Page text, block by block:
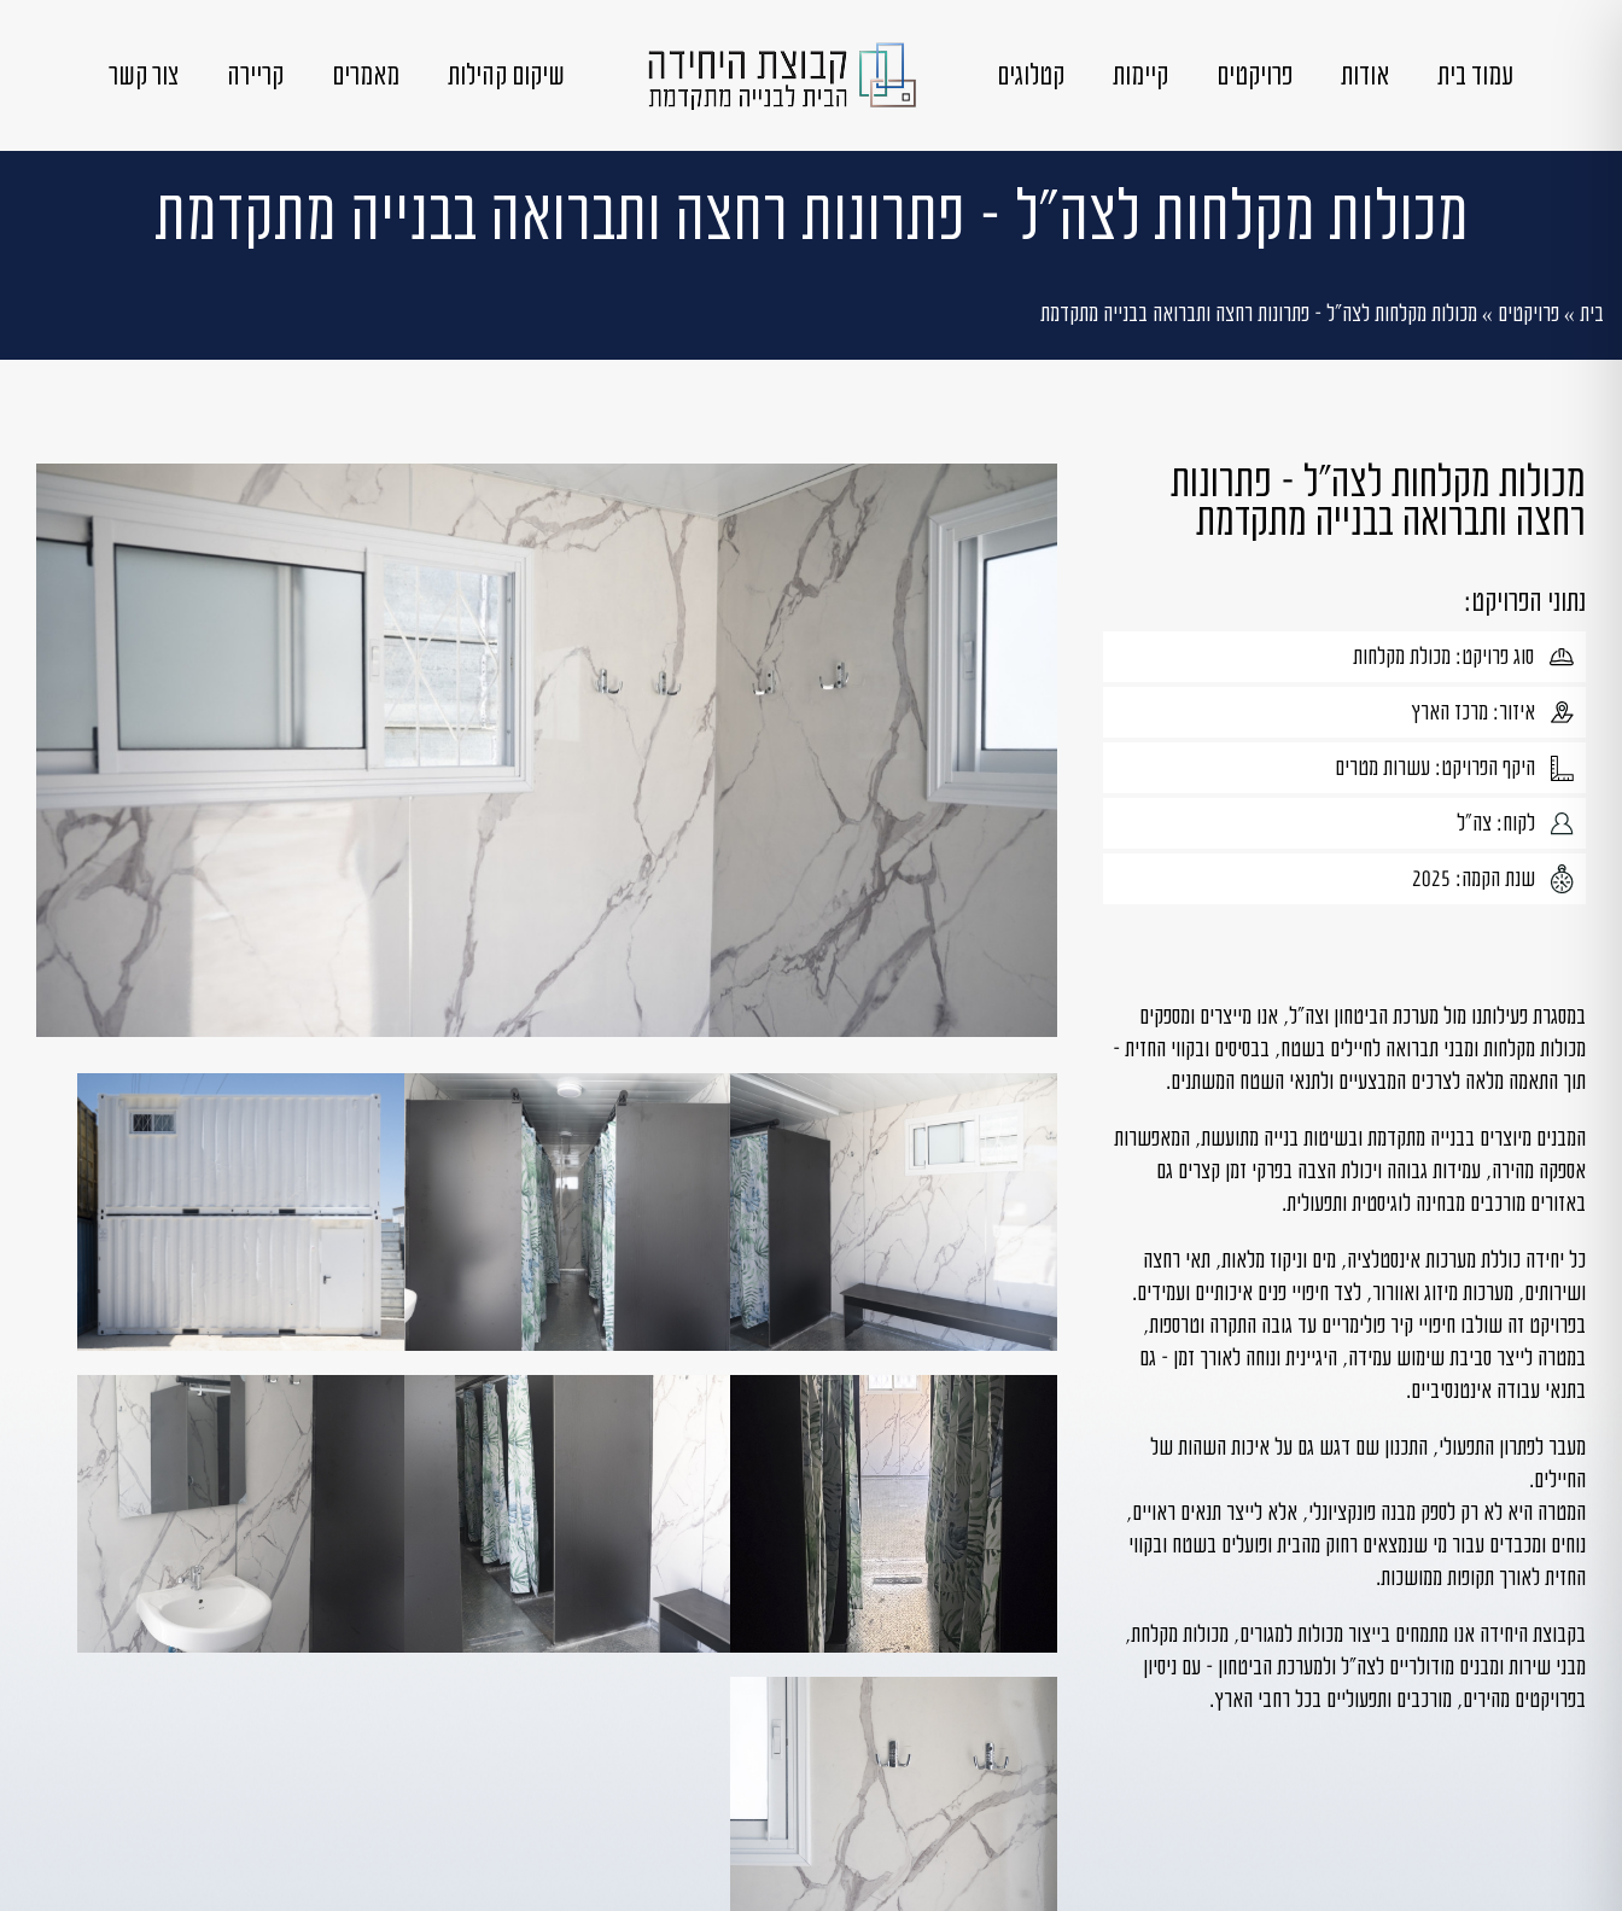
עמוד בית אודות פרויקטים קיימות קטלוגים שיקום קהילות מאמרים קריירה צור קשר
מכולות מקלחות לצה״ל – פתרונות רחצה ותברואה בבנייה מתקדמת
בית » פרויקטים » מכולות מקלחות לצה״ל – פתרונות רחצה ותברואה בבנייה מתקדמת
מכולות מקלחות לצה״ל – פתרונות
רחצה ותברואה בבנייה מתקדמת
נתוני הפרויקט:
סוג פרויקט: מכולת מקלחות
איזור: מרכז הארץ
היקף הפרויקט: עשרות מטרים
לקוח: צה"ל
שנת הקמה: 2025
במסגרת פעילותנו מול מערכת הביטחון וצה״ל, אנו מייצרים ומספקים
מכולות מקלחות ומבני תברואה לחיילים בשטח, בבסיסים ובקווי החזית –
תוך התאמה מלאה לצרכים המבצעיים ולתנאי השטח המשתנים.
המבנים מיוצרים בבנייה מתקדמת ובשיטות בנייה מתועשת, המאפשרות
אספקה מהירה, עמידות גבוהה ויכולת הצבה בפרקי זמן קצרים גם
באזורים מורכבים מבחינה לוגיסטית ותפעולית.
כל יחידה כוללת מערכות אינסטלציה, מים וניקוז מלאות, תאי רחצה
ושירותים, מערכות מיזוג ואוורור, לצד חיפויי פנים איכותיים ועמידים.
בפרויקט זה שולבו חיפויי קיר פולימריים עד גובה התקרה וטרספות,
במטרה לייצר סביבת שימוש עמידה, היגיינית ונוחה לאורך זמן – גם
בתנאי עבודה אינטנסיביים.
מעבר לפתרון התפעולי, התכנון שם דגש גם על איכות השהות של
החיילים.
המטרה היא לא רק לספק מבנה פונקציונלי, אלא לייצר תנאים ראויים,
נוחים ומכבדים עבור מי שנמצאים רחוק מהבית ופועלים בשטח ובקווי
החזית לאורך תקופות ממושכות.
בקבוצת היחידה אנו מתמחים בייצור מכולות למגורים, מכולות מקלחת,
מבני שירות ומבנים מודולריים לצה״ל ולמערכת הביטחון – עם ניסיון
בפרויקטים מהירים, מורכבים ותפעוליים בכל רחבי הארץ.